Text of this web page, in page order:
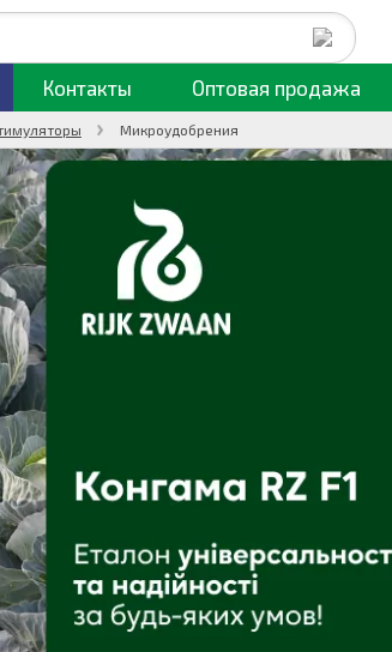
Контакты Оптовая продажа
Микроудобрения